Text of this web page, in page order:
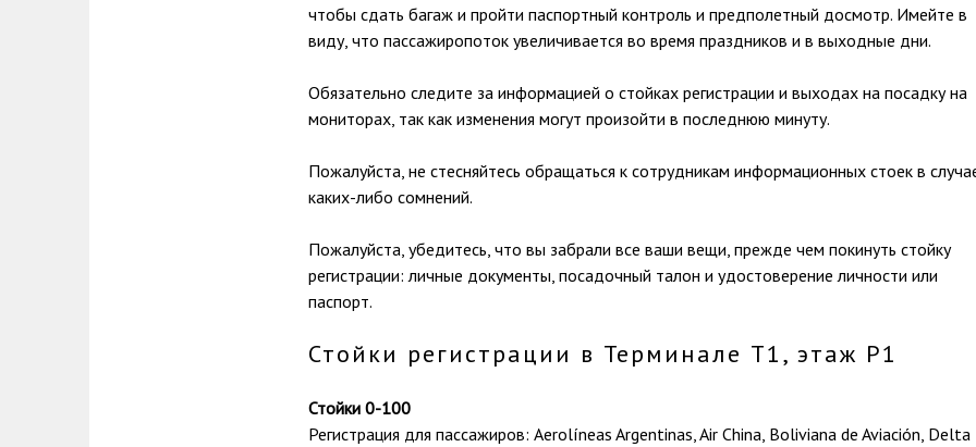
чтобы сдать багаж и пройти паспортный контроль и предполетный досмотр. Имейте в
виду, что пассажиропоток увеличивается во время праздников и в выходные дни.
Обязательно следите за информацией о стойках регистрации и выходах на посадку на
мониторах, так как изменения могут произойти в последнюю минуту.
Пожалуйста, не стесняйтесь обращаться к сотрудникам информационных стоек в
каких-либо сомнений.
Пожалуйста, убедитесь, что вы забрали все ваши вещи, прежде чем покинуть стойку
регистрации: личные документы, посадочный талон и удостоверение личности или
паспорт.
Стойки регистрации в Терминале Т1, этаж Р1
Стойки 0-100
Регистрация для пассажиров: Aerolíneas Argentinas, Air China, Boliviana de Aviación, Delta